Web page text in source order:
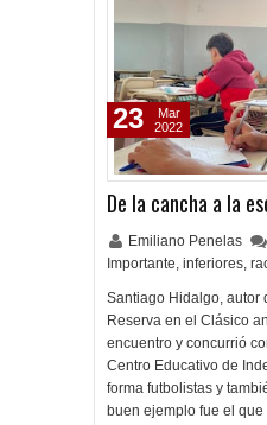
De la cancha a la
Emiliano Penelas
Importante, inferiores,
Santiago Hidalgo, autor
Reserva en el Clásico
encuentro y concurrió
Centro Educativo de
forma futbolistas y
buen ejemplo fue el
23
Mar
2022